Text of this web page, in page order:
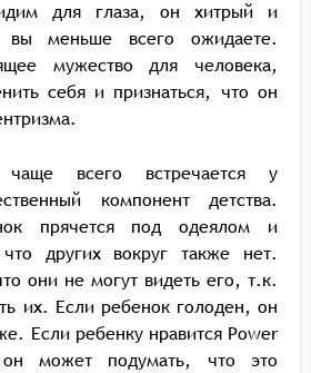
для глаза, он хитрый и
вы меньше всего ожидаете.
мужество для человека,
себя и признаться, что он
чаще всего встречается у
компонент детства.
прячется под одеялом и
других вокруг также нет.
они не могут видеть его, т.к.
их. Если ребенок голоден, он
Если ребенку нравится Power
может подумать, что это